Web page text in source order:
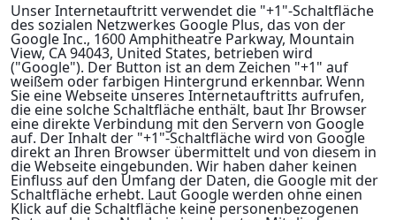
Unser Internetauftritt verwendet die "+1"-Schaltfläche
des sozialen Netzwerkes Google Plus, das von der
Google Inc., 1600 Amphitheatre Parkway, Mountain
View, CA 94043, United States, betrieben wird
("Google"). Der Button ist an dem Zeichen "+1" auf
weißem oder farbigen Hintergrund erkennbar. Wenn
Sie eine Webseite unseres Internetauftritts aufrufen,
die eine solche Schaltfläche enthält, baut Ihr Browser
eine direkte Verbindung mit den Servern von Google
auf. Der Inhalt der "+1"-Schaltfläche wird von Google
direkt an Ihren Browser übermittelt und von diesem in
die Webseite eingebunden. Wir haben daher keinen
Einfluss auf den Umfang der Daten, die Google mit der
Schaltfläche erhebt. Laut Google werden ohne einen
Klick auf die Schaltfläche keine personenbezogenen